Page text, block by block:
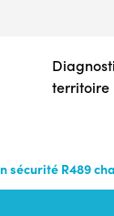
territoire
R489